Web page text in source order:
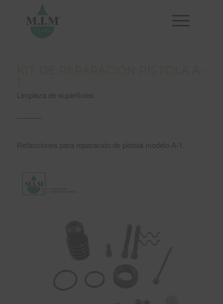
Limpieza de superficies
Refacciones para reparación de pistola modelo A-1.